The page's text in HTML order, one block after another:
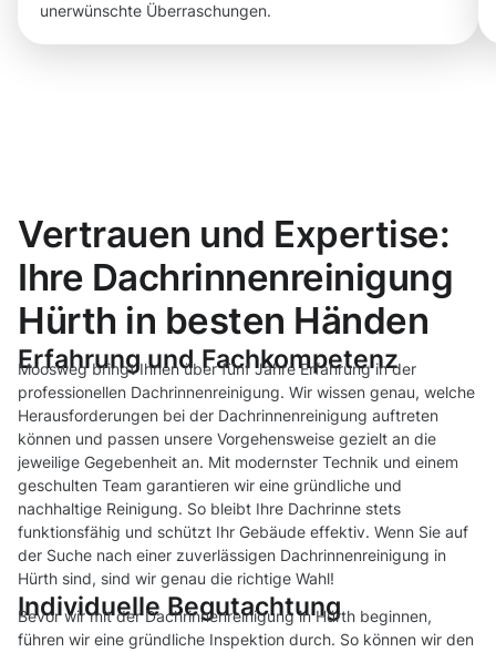
unerwünschte Überraschungen.
Vertrauen und Expertise:
Ihre Dachrinnenreinigung
Hürth in besten Händen
Erfahrung und Fachkompetenz
Moosweg bringt Ihnen über fünf Jahre Erfahrung in der
professionellen Dachrinnenreinigung. Wir wissen genau, welche
Herausforderungen bei der Dachrinnenreinigung auftreten
können und passen unsere Vorgehensweise gezielt an die
jeweilige Gegebenheit an. Mit modernster Technik und einem
geschulten Team garantieren wir eine gründliche und
nachhaltige Reinigung. So bleibt Ihre Dachrinne stets
funktionsfähig und schützt Ihr Gebäude effektiv. Wenn Sie auf
der Suche nach einer zuverlässigen Dachrinnenreinigung in
Hürth sind, sind wir genau die richtige Wahl!
Individuelle Begutachtung
Bevor wir mit der Dachrinnenreinigung in Hürth beginnen,
führen wir eine gründliche Inspektion durch. So können wir den